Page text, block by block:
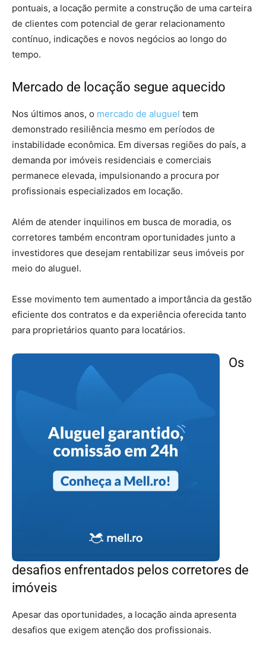
pontuais, a locação permite a construção de uma carteira
de clientes com potencial de gerar relacionamento
contínuo, indicações e novos negócios ao longo do
tempo.
Mercado de locação segue aquecido
Nos últimos anos, o mercado de aluguel tem
demonstrado resiliência mesmo em períodos de
instabilidade econômica. Em diversas regiões do país, a
demanda por imóveis residenciais e comerciais
permanece elevada, impulsionando a procura por
profissionais especializados em locação.
Além de atender inquilinos em busca de moradia, os
corretores também encontram oportunidades junto a
investidores que desejam rentabilizar seus imóveis por
meio do aluguel.
Esse movimento tem aumentado a importância da gestão
eficiente dos contratos e da experiência oferecida tanto
para proprietários quanto para locatários.
Os
desafios enfrentados pelos corretores de
imóveis
Apesar das oportunidades, a locação ainda apresenta
desafios que exigem atenção dos profissionais.